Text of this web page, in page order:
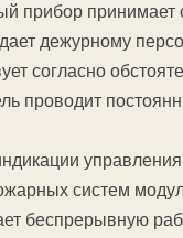
прибор
дежурному
согласно
проводит
систем
беспрерывную